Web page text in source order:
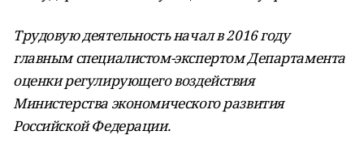
Трудовую деятельность начал в 2016 году
главным специалистом-экспертом Департамента
оценки регулирующего воздействия
Министерства экономического развития
Российской Федерации.